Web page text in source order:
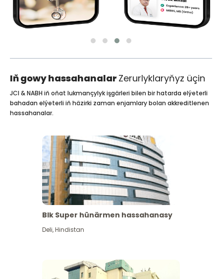
Iň gowy hassahanalar Zerurlyklaryňyz üçin
JCI & NABH iň oňat lukmançylyk işgärleri bilen bir hatarda elýeterli
bahadan elýeterli iň häzirki zaman enjamlary bolan akkreditlenen
hassahanalar.
Blk Super hünärmen hassahanasy
Deli,Hindistan